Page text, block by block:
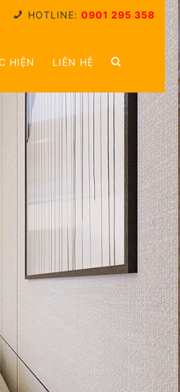
HOTLINE: 0901 295 358
HIỆN LIÊN HỆ